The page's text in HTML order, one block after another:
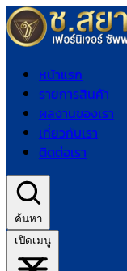
หน้าแรก
รายการสินค้า
ผลงานของเรา
เกี่ยวกับเรา
ติดต่อเรา
ค้นหา
เปิดเมนู